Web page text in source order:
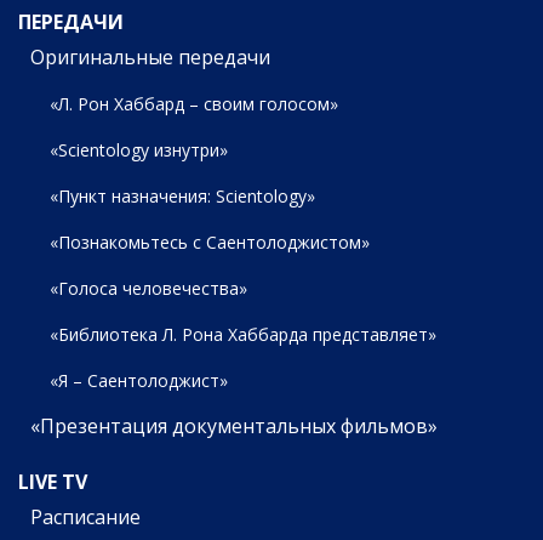
ПЕРЕДАЧИ
Оригинальные передачи
«Л. Рон Хаббард – своим голосом»
«Scientology изнутри»
«Пункт назначения: Scientology»
«Познакомьтесь с Саентолоджистом»
«Голоса человечества»
«Библиотека Л. Рона Хаббарда представляет»
«Я – Саентолоджист»
«Презентация документальных фильмов»
LIVE TV
Расписание